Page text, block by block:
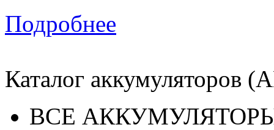
Подробнее
Каталог аккумуляторов
ВСЕ